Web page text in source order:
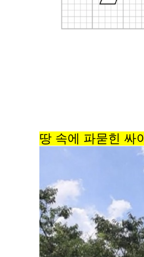
땅 속에 파묻힌 싸